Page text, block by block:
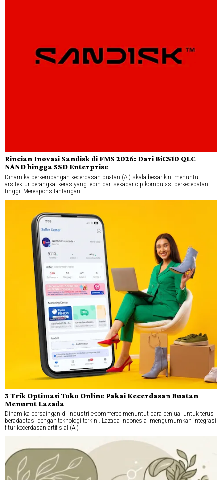
Rincian Inovasi Sandisk di FMS 2026: Dari BiCS10 QLC
NAND hingga SSD Enterprise
Dinamika perkembangan kecerdasan buatan (AI) skala besar kini menuntut
arsitektur perangkat keras yang lebih dari sekadar cip komputasi berkecepatan
tinggi. Merespons tantangan
3 Trik Optimasi Toko Online Pakai Kecerdasan Buatan
Menurut Lazada
Dinamika persaingan di industri e-commerce menuntut para penjual untuk terus
beradaptasi dengan teknologi terkini. Lazada Indonesia mengumumkan integrasi
fitur kecerdasan artifisial (AI)